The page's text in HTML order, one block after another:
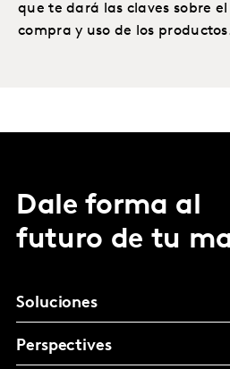
que te dará las claves sobre
compra y uso de los
Dale forma al
futuro de tu
Soluciones
Perspectives